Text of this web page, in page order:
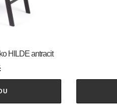
HILDE antracit